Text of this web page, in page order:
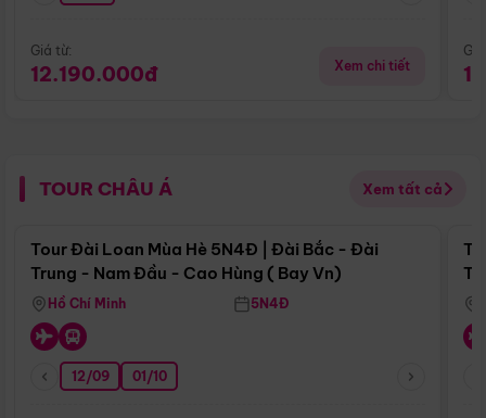
Giá từ:
12.190.000đ Xem chi tiết
TOUR CHÂU Á Xem tất cả
Điểm nổi bật
Tour Đài Loan Mùa Hè 5N4Đ | Đài Bắc - Đài
Trung - Nam Đầu - Cao Hùng ( Bay Vn)
Hồ Chí Minh 5N4Đ
12/09 01/10